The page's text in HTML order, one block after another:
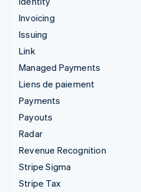
Invoicing
Issuing
Link
Managed Payments
Liens de paiement
Payments
Payouts
Radar
Revenue Recognition
Stripe Sigma
Stripe Tax